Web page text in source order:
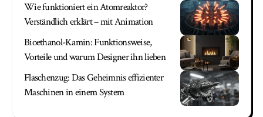
Wie funktioniert ein Atomreaktor?
Verständlich erklärt – mit Animation
Bioethanol-Kamin: Funktionsweise,
Vorteile und warum Designer ihn lieben
Flaschenzug: Das Geheimnis effizienter
Maschinen in einem System